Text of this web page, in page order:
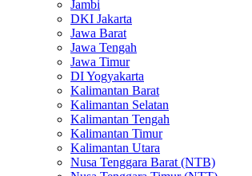
Jambi
DKI Jakarta
Jawa Barat
Jawa Tengah
Jawa Timur
DI Yogyakarta
Kalimantan Barat
Kalimantan Selatan
Kalimantan Tengah
Kalimantan Timur
Kalimantan Utara
Nusa Tenggara Barat (NTB)